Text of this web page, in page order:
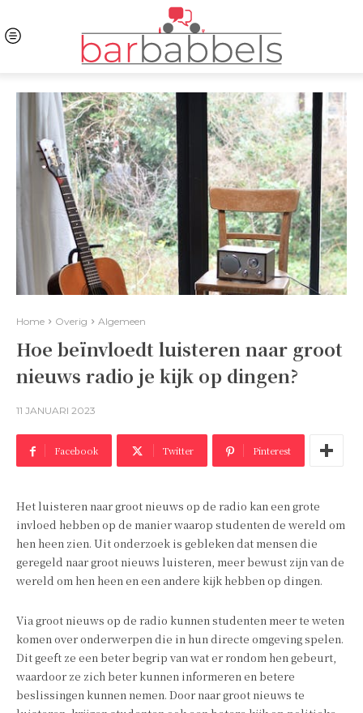
Home Overig Algemeen
Hoe beïnvloedt luisteren naar groot
nieuws radio je kijk op dingen?
11 JANUARI 2023
Facebook Twitter Pinterest
Het luisteren naar groot nieuws op de radio kan een grote
invloed hebben op de manier waarop studenten de wereld om
hen heen zien. Uit onderzoek is gebleken dat mensen die
geregeld naar groot nieuws luisteren, meer bewust zijn van de
wereld om hen heen en een andere kijk hebben op dingen.
Via groot nieuws op de radio kunnen studenten meer te weten
komen over onderwerpen die in hun directe omgeving spelen.
Dit geeft ze een beter begrip van wat er rondom hen gebeurt,
waardoor ze zich beter kunnen informeren en betere
beslissingen kunnen nemen. Door naar groot nieuws te